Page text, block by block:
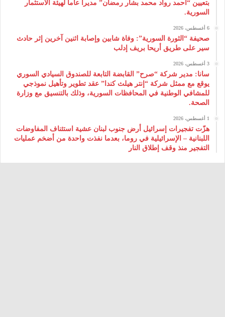
بتعيين “أحمد رواد محمد بشار رمضان” مديراً عاماً لهيئة ‌الاستثمار
السورية.
6 أغسطس، 2026
صحيفة “الثورة السورية”: وفاة شابين وإصابة اثنين آخرين إثر حادث
سير على طريق أريحا بريف إدلب
3 أغسطس، 2026
سانا: مدير شركة “صرح” القابضة التابعة للصندوق السيادي السوري
يوقع مع ممثل شركة “إنتر هيلث كندا” عقد تطوير وتأهيل نموذجي
للمشافي الوطنية في المحافظات السورية، وذلك بالتنسيق مع وزارة
الصحة.
1 أغسطس، 2026
هزّت تفجيرات إسرائيل أرض جنوب لبنان عشية استئناف المفاوضات
اللبنانية – الإسرائيلية في روما، بعدما نفذت واحدة من أضخم عمليات
التفجير منذ وقف إطلاق النار